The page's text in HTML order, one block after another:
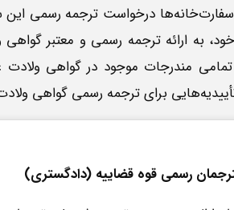
درخواست ترجمه رسمی این
به ارائه ترجمه رسمی و معتبر
تمامی مندرجات موجود در گواهی
برای ترجمه رسمی گواهی
رسمی قوه قضاییه (دادگستری)